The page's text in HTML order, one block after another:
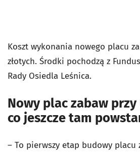
Koszt wykonania nowego placu
złotych. Środki pochodzą z
Rady Osiedla Leśnica.
Nowy plac zabaw
co jeszcze tam
– To pierwszy etap budowy placu